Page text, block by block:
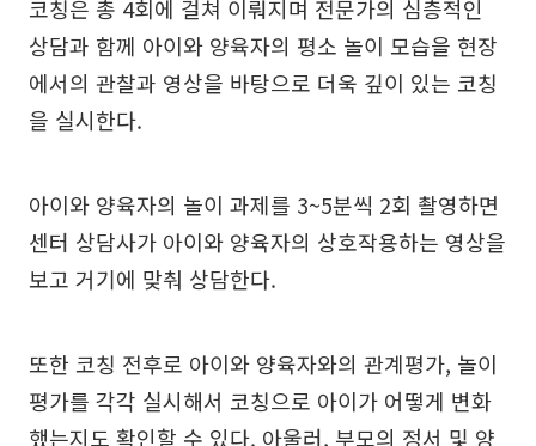
코칭은 총 4회에 걸쳐 이뤄지며 전문가의 심층적인
상담과 함께 아이와 양육자의 평소 놀이 모습을 현장
에서의 관찰과 영상을 바탕으로 더욱 깊이 있는 코칭
을 실시한다.
아이와 양육자의 놀이 과제를 3~5분씩 2회 촬영하면
센터 상담사가 아이와 양육자의 상호작용하는 영상을
보고 거기에 맞춰 상담한다.
또한 코칭 전후로 아이와 양육자와의 관계평가, 놀이
평가를 각각 실시해서 코칭으로 아이가 어떻게 변화
했는지도 확인할 수 있다. 아울러, 부모의 정서 및 양